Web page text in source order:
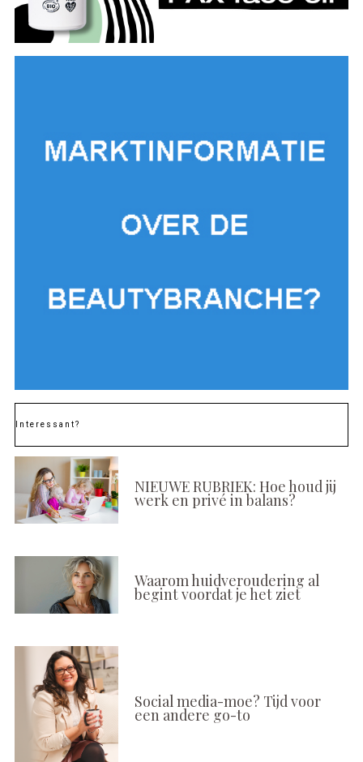
Interessant?
NIEUWE RUBRIEK: Hoe houd jij
werk en privé in balans?
Waarom huidveroudering al
begint voordat je het ziet
Social media-moe? Tijd voor
een andere go-to